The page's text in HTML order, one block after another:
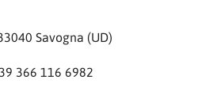
Savogna (UD)
366 116 6982